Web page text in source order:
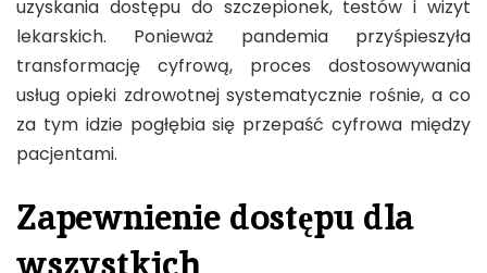
uzyskania dostępu do szczepionek, testów i wizyt
lekarskich. Ponieważ pandemia przyśpieszyła
transformację cyfrową, proces dostosowywania
usług opieki zdrowotnej systematycznie rośnie, a co
za tym idzie pogłębia się przepaść cyfrowa między
pacjentami.
Zapewnienie dostępu dla